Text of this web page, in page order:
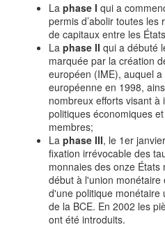
La phase I qui a
permis d’abolir toutes
de capitaux entre les
La phase II qui a débuté
marquée par la création
européen (IME), auquel
européenne en 1998,
nombreux efforts visant
politiques économiques
membres;
La phase III, le 1er
fixation irrévocable des
monnaies des onze
début à l'union
d'une politique monétaire
de la BCE. En 2002 les
ont été introduits.